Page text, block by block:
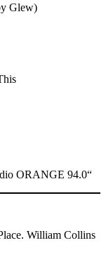
Glew)
ORANGE 94.0“
William Collins